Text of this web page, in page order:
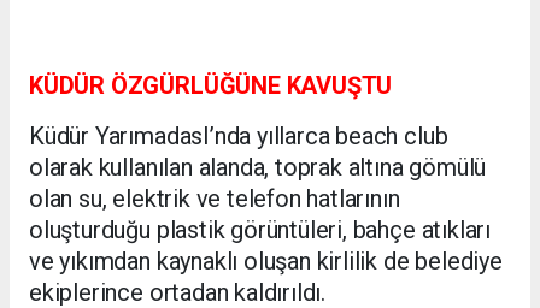
KÜDÜR ÖZGÜRLÜĞÜNE KAVUŞTU
Küdür YarımadasI’nda yıllarca beach club
olarak kullanılan alanda, toprak altına gömülü
olan su, elektrik ve telefon hatlarının
oluşturduğu plastik görüntüleri, bahçe atıkları
ve yıkımdan kaynaklı oluşan kirlilik de belediye
ekiplerince ortadan kaldırıldı.